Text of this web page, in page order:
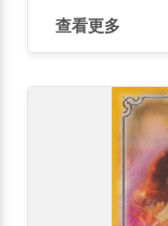
查看更多